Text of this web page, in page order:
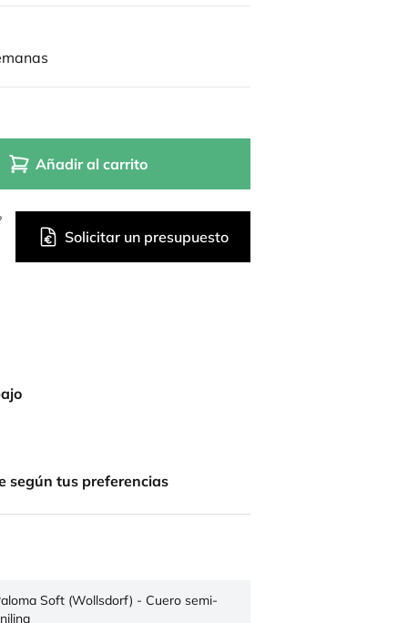
Añadir al carrito
Solicitar un presupuesto
según tus preferencias
Soft (Wollsdorf) - Cuero semi-